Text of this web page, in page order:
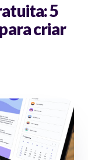
5
criar